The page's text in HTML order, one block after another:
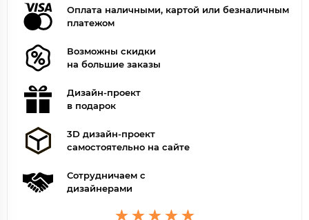
Оплата наличными, картой или безналичным
платежом
Возможны скидки
на большие заказы
Дизайн-проект
в подарок
3D дизайн-проект
самостоятельно на сайте
Сотрудничаем с
дизайнерами